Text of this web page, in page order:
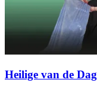
Heilige van de Dag